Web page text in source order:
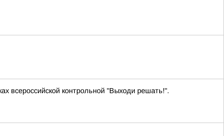
всероссийской контрольной "Выходи решать!".